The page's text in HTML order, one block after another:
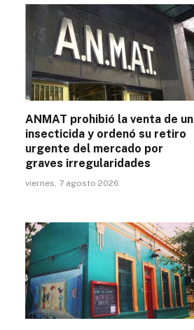
ANMAT prohibió la venta de un
insecticida y ordenó su retiro
urgente del mercado por
graves irregularidades
viernes, 7 agosto 2026